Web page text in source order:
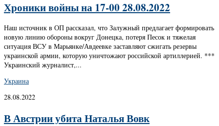
Хроники войны на 17-00 28.08.2022
Наш источник в ОП рассказал, что Залужный предлагает формировать
новую линию обороны вокруг Донецка, потеря Песок и тяжелая
ситуация ВСУ в Марьянке/Авдеевке заставляют сжигать резервы
украинской армии, которую уничтожают российской артиллерией. ***
Украинский журналист,...
Украина
28.08.2022
В Австрии убита Наталья Вовк